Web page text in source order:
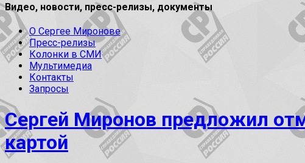
Видео, новости, пресс-релизы, документы
О Сергее Миронове
Пресс-релизы
Колонки в СМИ
Мультимедиа
Контакты
Запросы
Сергей Миронов предложил
картой